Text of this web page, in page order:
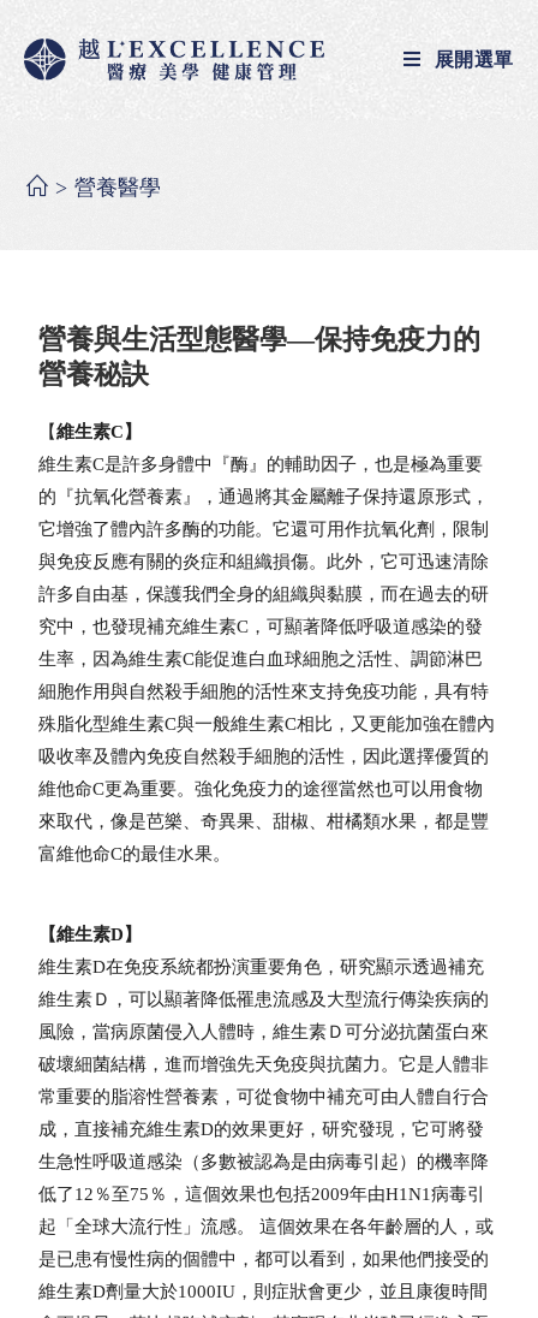
展開選單
> 營養醫學
營養與生活型態醫學—保持免疫力的
營養秘訣
【維生素C】
維生素C是許多身體中『酶』的輔助因子，也是極為重要
的 『抗氧化營養素 』
，通過將其金屬離子保持還原形式，
它增強了體內許多酶的功能。它還可用作抗氧化劑，限制
與免疫反應有關的炎症和組織損傷。 此外，它可迅速清除
許多自由基，保護我們全身的組織與黏膜，而在過去的研
究中，也發現補充維生素C，可顯著降低呼吸道感染的發
生率，因為維生素C能促進白血球細胞之活性、調節淋巴
細胞作用與自然殺手細胞的活性來支持免疫功能，具有特
殊脂化型維生素C與一般維生素C相比，又更能加強在體內
吸收率及體內免疫自然殺手細胞的活性，因此選擇優質的
維他命C更為重要。強化免疫力的途徑當然也可以用食物
來取代，像是芭樂、奇異果、甜椒、柑橘類水果，都是豐
富維他命C的最佳水果。
【維生素D】
維生素D在免疫系統都扮演重要角色，研究顯示透過補充
維生素Ｄ，可以顯著降低罹患流感及大型流行傳染疾病的
風險，當病原菌侵入人體時，維生素Ｄ可分泌抗菌蛋白來
破壞細菌結構，進而增強先天免疫與抗菌力。它是人體非
常重要的脂溶性營養素，可從食物中補充可由人體自行合
成，直接補充維生素D的效果更好，研究發現，它可將發
生急性呼吸道感染（多數被認為是由病毒引起）的機率降
低了12％至75％，這個效果也包括2009年由H1N1病毒引
起「全球大流行性」流感。 這個效果在各年齡層的人，或
是已患有慢性病的個體中，都可以看到，如果他們接受的
維生素D劑量大於1000IU，則症狀會更少，並且康復時間